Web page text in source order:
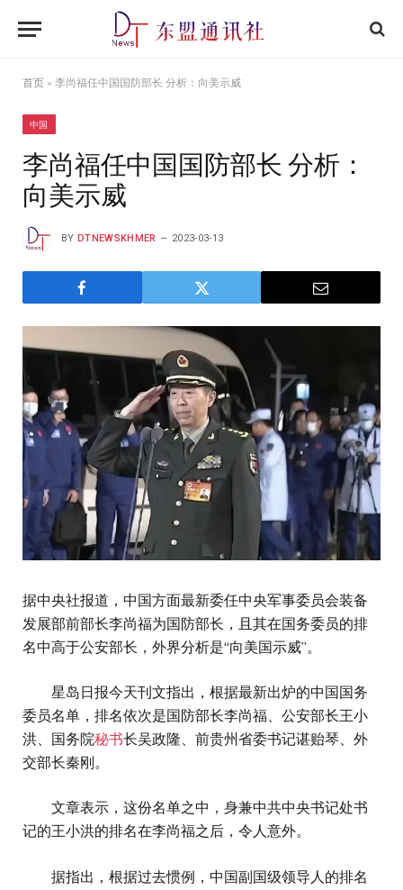
首页 » 李尚福任中国国防部长 分析：向美示威
中国
李尚福任中国国防部长 分析：
向美示威
BY DTNEWSKHMER 2023-03-13
据中央社报道，中国方面最新委任中央军事委员会装备
发展部前部长李尚福为国防部长，且其在国务委员的排
名中高于公安部长，外界分析是“向美国示威”。
星岛日报今天刊文指出，根据最新出炉的中国国务
委员名单，排名依次是国防部长李尚福、公安部长王小
洪、国务院秘书长吴政隆、前贵州省委书记谌贻琴、外
交部长秦刚。
文章表示，这份名单之中，身兼中共中央书记处书
记的王小洪的排名在李尚福之后，令人意外。
据指出，根据过去惯例，中国副国级领导人的排名